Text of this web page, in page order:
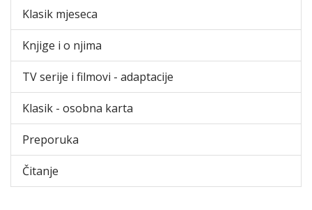
Klasik mjeseca
Knjige i o njima
TV serije i filmovi - adaptacije
Klasik - osobna karta
Preporuka
Čitanje